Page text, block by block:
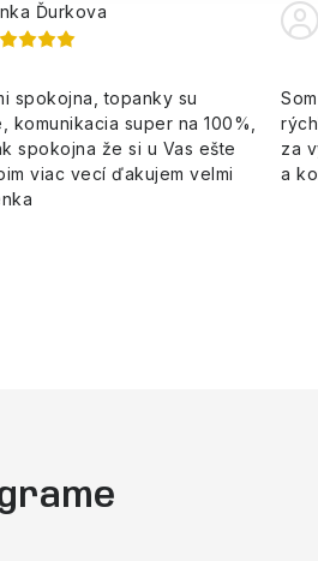
Ďurkova
spokojna, topanky su
komunikacia super na 100%,
spokojna že si u Vas ešte
viac vecí ďakujem velmi
za
a